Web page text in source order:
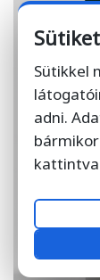
Sütikkel
adni.